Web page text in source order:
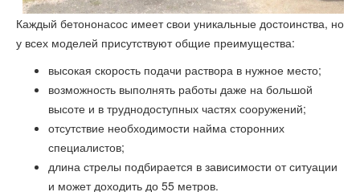
Каждый бетононасос имеет свои уникальные достоинства, но
у всех моделей присутствуют общие преимущества:
высокая скорость подачи раствора в нужное место;
возможность выполнять работы даже на большой
высоте и в труднодоступных частях сооружений;
отсутствие необходимости найма сторонних
специалистов;
длина стрелы подбирается в зависимости от ситуации
и может доходить до 55 метров.